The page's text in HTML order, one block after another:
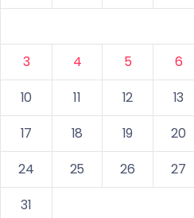
3
4 5 6
10
11 12 13
17
18 19 20
24
25 26 27
31